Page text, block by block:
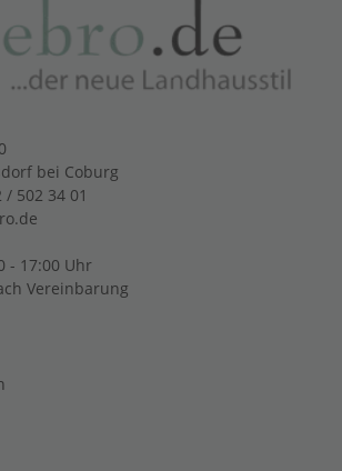
bei Coburg
/ 502 34 01
- 17:00 Uhr
Vereinbarung